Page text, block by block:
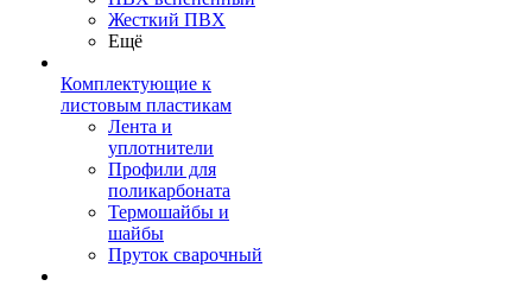
Жесткий ПВХ
Ещё
Комплектующие к
листовым пластикам
Лента и
уплотнители
Профили для
поликарбоната
Термошайбы и
шайбы
Пруток сварочный